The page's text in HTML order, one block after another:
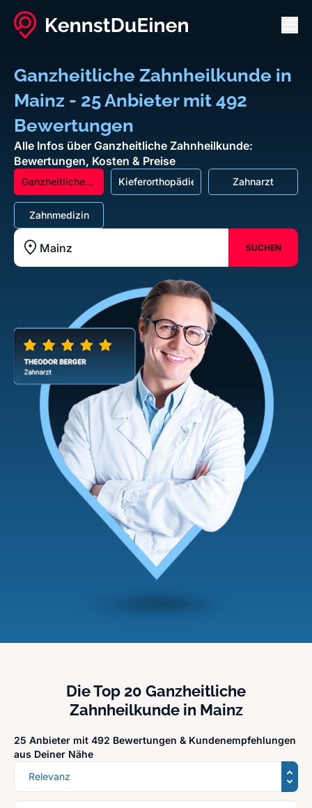
Ganzheitliche Zahnheilkunde in
Mainz - 25 Anbieter mit 492
Bewertungen
Alle Infos über Ganzheitliche Zahnheilkunde:
Bewertungen, Kosten & Preise
Ganzheitliche
Zahnheilkunde
Kieferorthopädie Zahnarzt
Zahnmedizin
Standort z.B. Frankfurt am Main
SUCHEN
Die Top 20 Ganzheitliche
Zahnheilkunde in Mainz
25 Anbieter mit 492 Bewertungen & Kundenempfehlungen
aus Deiner Nähe
Sortierung